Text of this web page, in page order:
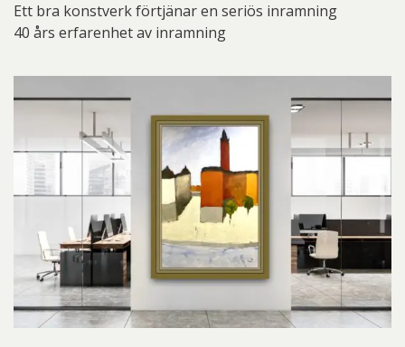
Ett bra konstverk förtjänar en seriös inramning
40 års erfarenhet av inramning